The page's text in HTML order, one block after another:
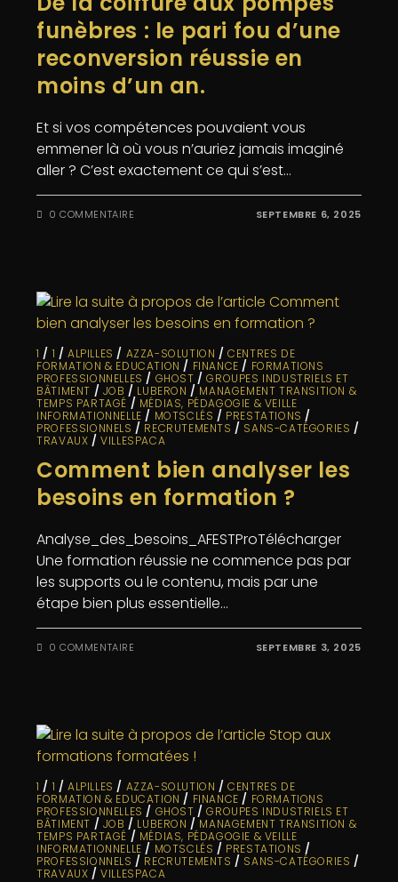
funèbres : le pari fou d’une
reconversion réussie en
moins d’un an.
Et si vos compétences pouvaient vous
emmener là où vous n’auriez jamais imaginé
aller ? C’est exactement ce qui s’est…
0 COMMENTAIRE SEPTEMBRE 6, 2025
1 / 1 /ALPILLES / AZZA-SOLUTION /CENTRES DE
FORMATION & EDUCATION / FINANCE / FORMATIONS
PROFESSIONNELLES / GHOST /GROUPES INDUSTRIELS ET
BÂTIMENT / JOB / LUBERON / MANAGEMENT TRANSITION &
TEMPS PARTAGÉ / MÉDIAS, PÉDAGOGIE & VEILLE
INFORMATIONNELLE / MOTSCLÉS / PRESTATIONS /
PROFESSIONNELS / RECRUTEMENTS / SANS-CATÉGORIES /
TRAVAUX /VILLESPACA
Comment bien analyser les
besoins en formation ?
Analyse_des_besoins_AFESTProTélécharger
Une formation réussie ne commence pas par
les supports ou le contenu, mais par une
étape bien plus essentielle…
0 COMMENTAIRE SEPTEMBRE 3, 2025
1 / 1 /ALPILLES / AZZA-SOLUTION /CENTRES DE
FORMATION & EDUCATION / FINANCE / FORMATIONS
PROFESSIONNELLES / GHOST /GROUPES INDUSTRIELS ET
BÂTIMENT / JOB / LUBERON / MANAGEMENT TRANSITION &
TEMPS PARTAGÉ / MÉDIAS, PÉDAGOGIE & VEILLE
INFORMATIONNELLE / MOTSCLÉS / PRESTATIONS /
PROFESSIONNELS / RECRUTEMENTS / SANS-CATÉGORIES /
TRAVAUX /VILLESPACA